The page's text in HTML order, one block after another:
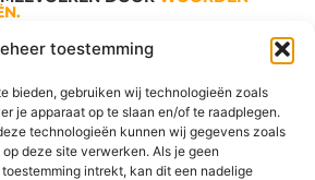
toestemming
bieden, gebruiken wij technologieën zoals
je apparaat op te slaan en/of te raadplegen.
technologieën kunnen wij gegevens zoals
deze site verwerken. Als je geen
intrekt, kan dit een nadelige
: